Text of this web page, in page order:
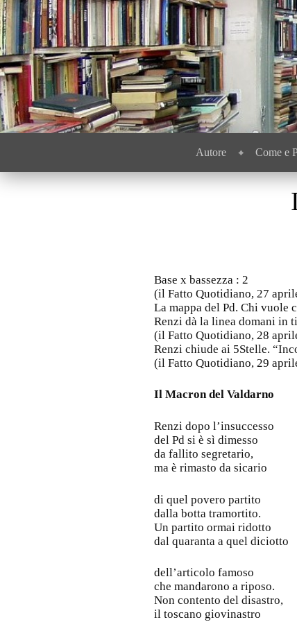
Autore Come e
Base x bassezza : 2
(il Fatto Quotidiano, 27
La mappa del Pd. Chi vuole
Renzi dà la linea domani in
(il Fatto Quotidiano, 28
Renzi chiude ai 5Stelle.
(il Fatto Quotidiano, 29
Il Macron del Valdarno
Renzi dopo l’insuccesso
del Pd si è sì dimesso
da fallito segretario,
ma è rimasto da sicario
di quel povero partito
dalla botta tramortito.
Un partito ormai ridotto
dal quaranta a quel diciotto
dell’articolo famoso
che mandarono a riposo.
Non contento del disastro,
il toscano giovinastro